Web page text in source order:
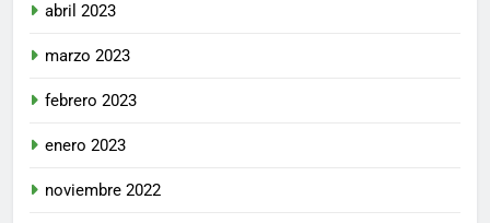
abril 2023
marzo 2023
febrero 2023
enero 2023
noviembre 2022